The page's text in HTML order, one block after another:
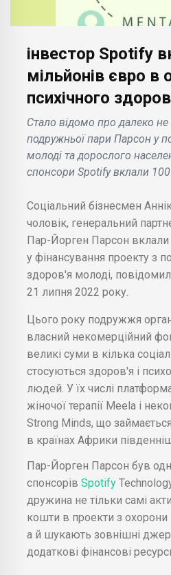
інвестор Spotify
мільйонів євро в
психічного
Стало відомо про далеко не
подружньої пари Парсон у
молоді та дорослого
спонсори Spotify вклали
Соціальний бізнесмен
чоловік, генеральний
Пар-Йорген Парсон
у фінансування проекту з
здоров'я молоді,
21 липня 2022 року.
Цього року подружжя
власний некомерційний
великі суми в кілька
стосуються здоров'я і
людей. У їх числі
жіночої терапії Meela і
Strong Minds, що
в країнах Африки
Пар-Йорген Парсон був
спонсорів Spotify
дружина не тільки самі
кошти в проекти з охорони
а й шукають зовнішні
додаткові фінансові